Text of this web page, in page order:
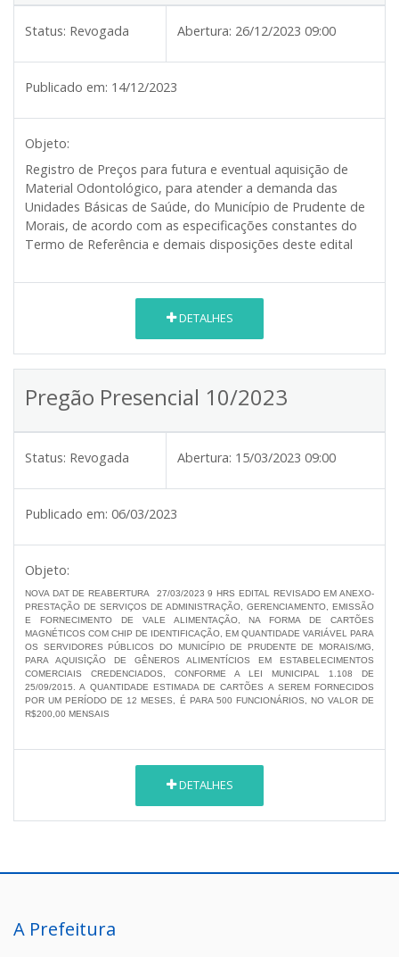
Status: Revogada Abertura: 26/12/2023 09:00
Publicado em: 14/12/2023
Objeto:
Registro de Preços para futura e eventual aquisição de
Material Odontológico, para atender a demanda das
Unidades Básicas de Saúde, do Município de Prudente de
Morais, de acordo com as especificações constantes do
Termo de Referência e demais disposições deste edital
DETALHES
Pregão Presencial 10/2023
Status: Revogada Abertura: 15/03/2023 09:00
Publicado em: 06/03/2023
Objeto:
NOVA DAT DE REABERTURA 27/03/2023 9 HRS EDITAL REVISADO EM ANEXO-
PRESTAÇÃO DE SERVIÇOS DE ADMINISTRAÇÃO, GERENCIAMENTO, EMISSÃO
E FORNECIMENTO DE VALE ALIMENTAÇÃO, NA FORMA DE CARTÕES
MAGNÉTICOS COM CHIP DE IDENTIFICAÇÃO, EM QUANTIDADE VARIÁVEL PARA
OS SERVIDORES PÚBLICOS DO MUNICÍPIO DE PRUDENTE DE MORAIS/MG,
PARA AQUISIÇÃO DE GÊNEROS ALIMENTÍCIOS EM ESTABELECIMENTOS
COMERCIAIS CREDENCIADOS, CONFORME A LEI MUNICIPAL 1.108 DE
25/09/2015. A QUANTIDADE ESTIMADA DE CARTÕES A SEREM FORNECIDOS
POR UM PERÍODO DE 12 MESES, É PARA 500 FUNCIONÁRIOS, NO VALOR DE
R$200,00 MENSAIS
DETALHES
A Prefeitura